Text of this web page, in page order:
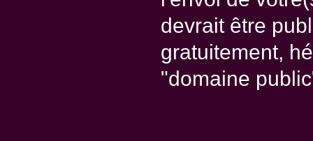
devrait être
gratuitement,
"domaine